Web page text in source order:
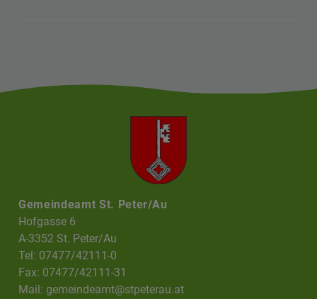
Gemeindeamt St. Peter/Au
Hofgasse 6
A-3352 St. Peter/Au
Tel: 07477/42111-0
Fax: 07477/42111-31
Mail:gemeindeamt@stpeterau.at